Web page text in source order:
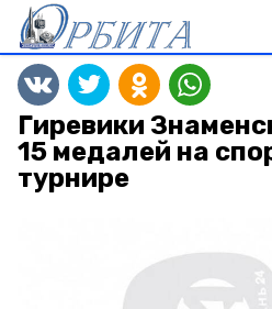
Гиревики
15 медалей на
турнире